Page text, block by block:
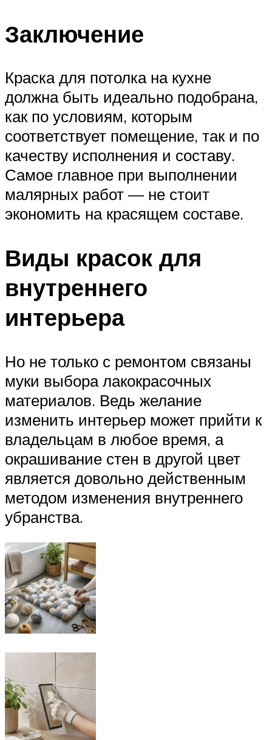
Заключение
Краска для потолка на кухне
должна быть идеально подобрана,
как по условиям, которым
соответствует помещение, так и по
качеству исполнения и составу.
Самое главное при выполнении
малярных работ — не стоит
экономить на красящем составе.
Виды красок для
внутреннего
интерьера
Но не только с ремонтом связаны
муки выбора лакокрасочных
материалов. Ведь желание
изменить интерьер может прийти к
владельцам в любое время, а
окрашивание стен в другой цвет
является довольно действенным
методом изменения внутреннего
убранства.